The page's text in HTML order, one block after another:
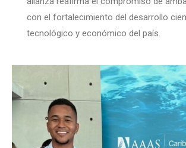
con el fortalecimiento del desarrollo
tecnológico y económico del país.